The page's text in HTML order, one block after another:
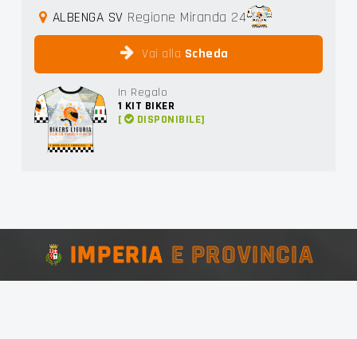
ALBENGA SV Regione Miranda 24
Vai alla Scheda
In Regalo
1 KIT BIKER
[
DISPONIBILE]
IMPERIA E PROVINCIA